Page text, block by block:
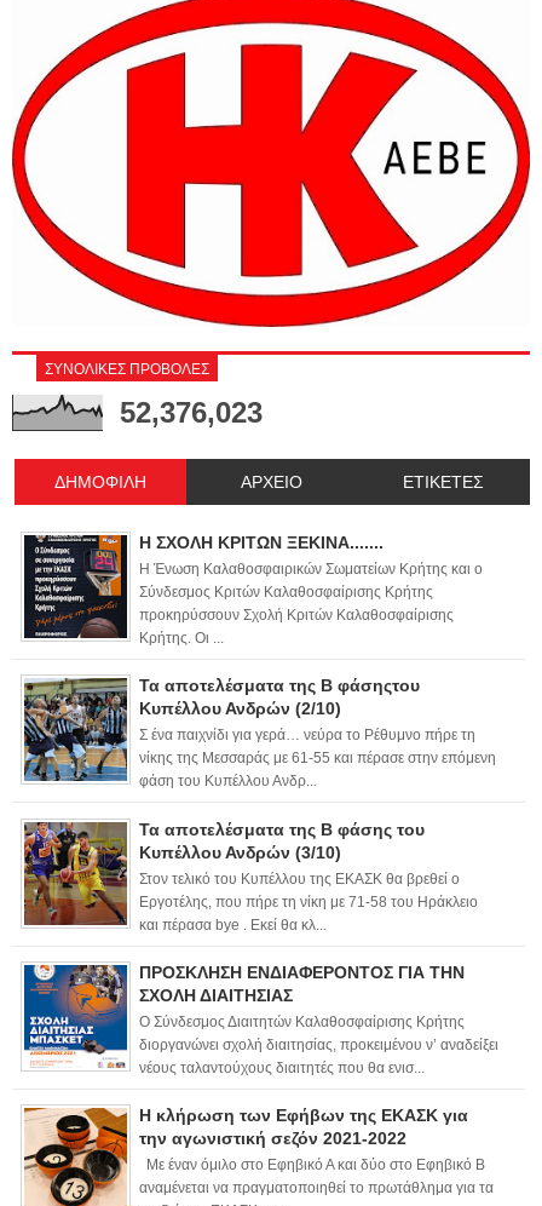
ΣΥΝΟΛΙΚΕΣ ΠΡΟΒΟΛΕΣ
52,376,023
ΔΗΜΟΦΙΛΗ ΑΡΧΕΙΟ ΕΤΙΚΕΤΕΣ
Η ΣΧΟΛΗ ΚΡΙΤΩΝ ΞΕΚΙΝΑ.......
Η Ένωση Καλαθοσφαιρικών Σωματείων Κρήτης και ο
Σύνδεσμος Κριτών Καλαθοσφαίρισης Κρήτης
προκηρύσσουν Σχολή Κριτών Καλαθοσφαίρισης
Κρήτης. Οι ...
Τα αποτελέσματα της Β φάσηςτου
Κυπέλλου Ανδρών (2/10)
Σ ένα παιχνίδι για γερά… νεύρα το Ρέθυμνο πήρε τη
νίκης της Μεσσαράς με 61-55 και πέρασε στην επόμενη
φάση του Κυπέλλου Ανδρ...
Τα αποτελέσματα της Β φάσης του
Κυπέλλου Ανδρών (3/10)
Στον τελικό του Κυπέλλου της ΕΚΑΣΚ θα βρεθεί ο
Εργοτέλης, που πήρε τη νίκη με 71-58 του Ηράκλειο
και πέρασα bye . Εκεί θα κλ...
ΠΡΟΣΚΛΗΣΗ ΕΝΔΙΑΦΕΡΟΝΤΟΣ ΓΙΑ ΤΗΝ
ΣΧΟΛΗ ΔΙΑΙΤΗΣΙΑΣ
Ο Σύνδεσμος Διαιτητών Καλαθοσφαίρισης Κρήτης
διοργανώνει σχολή διαιτησίας, προκειμένου ν’ αναδείξει
νέους ταλαντούχους διαιτητές που θα ενισ...
Η κλήρωση των Εφήβων της ΕΚΑΣΚ για
την αγωνιστική σεζόν 2021-2022
Με έναν όμιλο στο Εφηβικό Α και δύο στο Εφηβικό Β
αναμένεται να πραγματοποιηθεί το πρωτάθλημα για τα